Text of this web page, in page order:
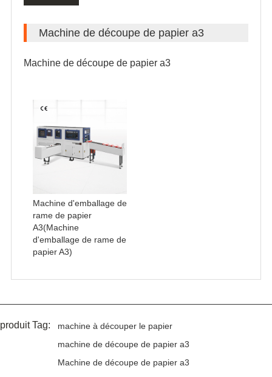
Machine de découpe de papier a3
Machine de découpe de papier a3
Machine d'emballage de
rame de papier
A3(Machine
d'emballage de rame de
papier A3)
produit Tag:
machine à découper le papier
machine de découpe de papier a3
Machine de découpe de papier a3